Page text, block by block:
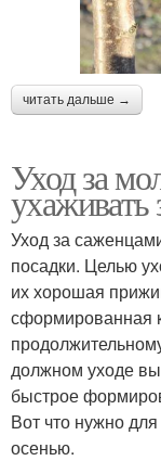
читать дальше →
Уход за
Уход за
посадки. Целью
их хорошая
сформированная
должном уходе
быстрое
Вот что нужно
осенью.